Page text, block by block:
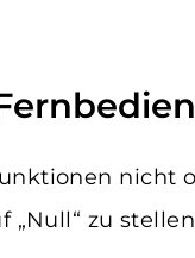
nicht
„Null“ zu